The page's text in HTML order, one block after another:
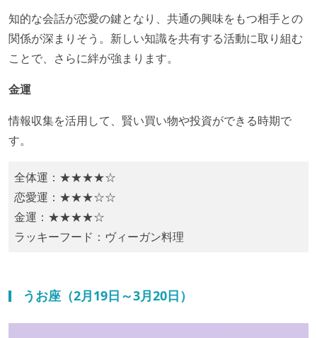
​知的な会話が恋愛の鍵となり、共通の興味をもつ相手との
関係が深まりそう。​新しい知識を共有する活動に取り組む
ことで、さらに絆が強まります。
金運
情報収集を活用して、賢い買い物や投資ができる時期で
す。​
全体運：★★★★☆
恋愛運：★★★☆☆
金運：★★★★☆
ラッキーフード：​ヴィーガン料理
うお座（2月19日～3月20日）